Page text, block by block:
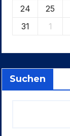
24
25
31
1
Suchen